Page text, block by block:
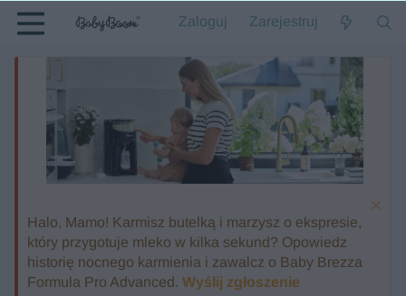
Zaloguj Zarejestruj
Halo, Mamo! Karmisz butelką i marzysz o ekspresie,
który przygotuje mleko w kilka sekund? Opowiedz
historię nocnego karmienia i zawalcz o Baby Brezza
Formula Pro Advanced. Wyślij zgłoszenie